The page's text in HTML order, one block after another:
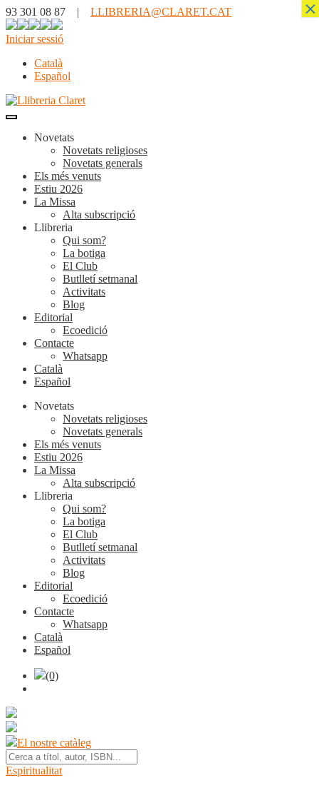
93 301 08 87 | LLIBRERIA@CLARET.CAT
Iniciar sessió
Català
Español
Novetats
Novetats religioses
Novetats generals
Els més venuts
Estiu 2026
La Missa
Alta subscripció
Llibreria
Qui som?
La botiga
El Club
Butlletí setmanal
Activitats
Blog
Editorial
Ecoedició
Contacte
Whatsapp
Català
Español
Novetats
Novetats religioses
Novetats generals
Els més venuts
Estiu 2026
La Missa
Alta subscripció
Llibreria
Qui som?
La botiga
El Club
Butlletí setmanal
Activitats
Blog
Editorial
Ecoedició
Contacte
Whatsapp
Català
Español
(0)
El nostre catàleg
Espiritualitat
×